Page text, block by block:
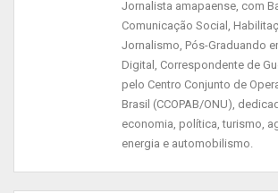
sendo deliberadas e
próprios gestores titulares, por
“teletrabalho”.
Jornalista amapaense, com
Comunicação Social,
Jornalismo, Pós-Graduando
Digital, Correspondente de
pelo Centro Conjunto de
Brasil (CCOPAB/ONU),
economia, política, turismo,
energia e automobilismo.